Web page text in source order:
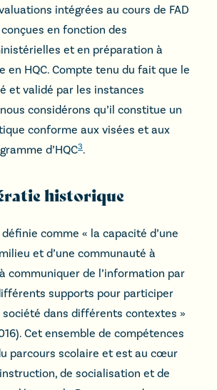
intégrées au cours de FAD
en fonction des
et en préparation à
en HQC. Compte tenu du fait que le
et validé par les instances
considérons qu’il constitue un
conforme aux visées et aux
d’HQC3.
historique
comme « la capacité d’une
et d’une communauté à
communiquer de l’information par
supports pour participer
dans différents contextes »
Cet ensemble de compétences
parcours scolaire et est au cœur
de socialisation et de